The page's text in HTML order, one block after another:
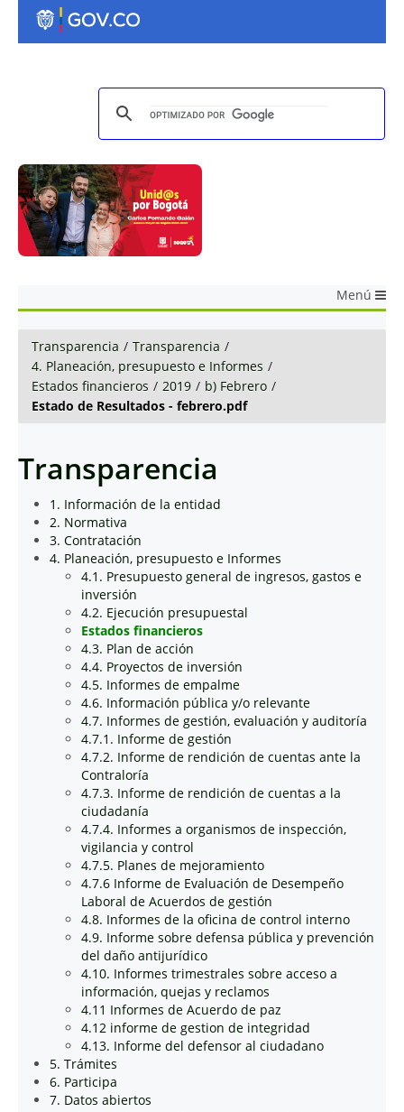
Menú
Transparencia / Transparencia /
4. Planeación, presupuesto e Informes /
Estados financieros / 2019 / b) Febrero /
Estado de Resultados - febrero.pdf
Transparencia
1. Información de la entidad
2. Normativa
3. Contratación
4. Planeación, presupuesto e Informes
4.1. Presupuesto general de ingresos, gastos e
inversión
4.2. Ejecución presupuestal
Estados financieros
4.3. Plan de acción
4.4. Proyectos de inversión
4.5. Informes de empalme
4.6. Información pública y/o relevante
4.7. Informes de gestión, evaluación y auditoría
4.7.1. Informe de gestión
4.7.2. Informe de rendición de cuentas ante la
Contraloría
4.7.3. Informe de rendición de cuentas a la
ciudadanía
4.7.4. Informes a organismos de inspección,
vigilancia y control
4.7.5. Planes de mejoramiento
4.7.6 Informe de Evaluación de Desempeño
Laboral de Acuerdos de gestión
4.8. Informes de la oficina de control interno
4.9. Informe sobre defensa pública y prevención
del daño antijurídico
4.10. Informes trimestrales sobre acceso a
información, quejas y reclamos
4.11 Informes de Acuerdo de paz
4.12 informe de gestion de integridad
4.13. Informe del defensor al ciudadano
5. Trámites
6. Participa
7. Datos abiertos